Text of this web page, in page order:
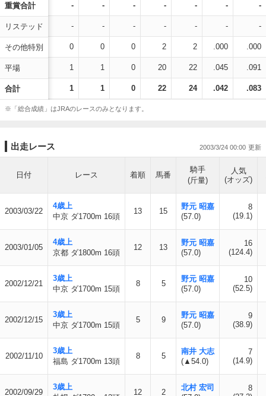
重賞合計
リステッド
その他特別
平場
合計
- - - - - - -
- - - - - - -
0 0 0 2 2 .000 .000
1 1 0 20 22 .045 .091
1 1 0 22 24 .042 .083
※「総合成績」はJRAのレースのみとなります。
出走レース 2003/3/24 00:00
日付 レース 着順 馬番
騎手
(斤量)
人気
(オッズ)
2003/03/22
4歳上
中京 ダ1700m 16頭
13 15
野元 昭嘉
(57.0)
8
(19.1)
2003/01/05
4歳上
京都 ダ1800m 16頭
12 13
野元 昭嘉
(57.0)
16
(124.4)
2002/12/21
3歳上
中京 ダ1700m 15頭
8 5
野元 昭嘉
(57.0)
10
(52.5)
2002/12/15
3歳上
中京 ダ1700m 15頭
5 9
野元 昭嘉
(57.0)
9
(38.9)
2002/11/10
3歳上
福島 ダ1700m 13頭
8 5
南井 大志
(▲54.0)
7
(14.9)
2002/09/29
3歳上
12 2
北村 宏司
8